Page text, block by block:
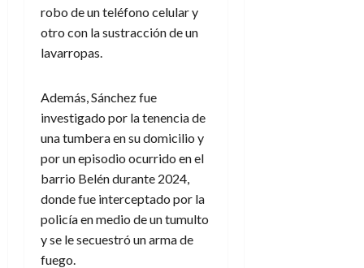
robo de un teléfono celular y
otro con la sustracción de un
lavarropas.
Además, Sánchez fue
investigado por la tenencia de
una tumbera en su domicilio y
por un episodio ocurrido en el
barrio Belén durante 2024,
donde fue interceptado por la
policía en medio de un tumulto
y se le secuestró un arma de
fuego.